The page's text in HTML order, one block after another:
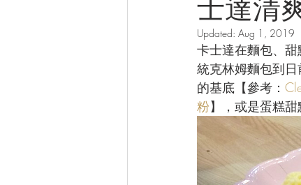
士達清
Updated: Aug 1, 2019
卡士達在麵包、
統克林姆麵包到
的基底【參考：
粉】，或是蛋糕甜